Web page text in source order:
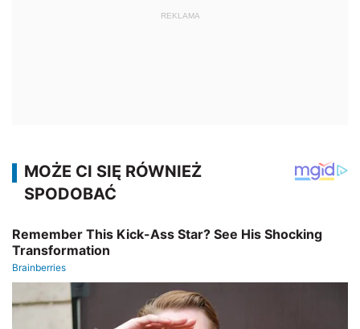
REKLAMA